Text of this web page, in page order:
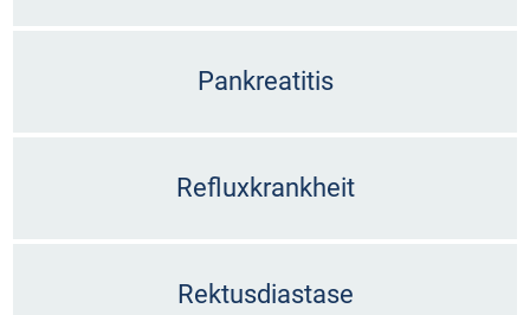
Pankreatitis
Refluxkrankheit
Rektusdiastase